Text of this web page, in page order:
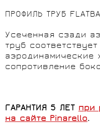
ПРОФИЛЬ ТРУБ
Усеченная сзади
труб
аэродинамические
сопротивление
ГАРАНТИЯ 5 ЛЕТ при
на сайте Pinarello.